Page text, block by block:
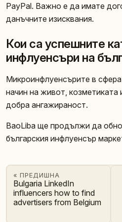
PayPal. Важно е да имате
данъчните изисквания.
Кои са успешните
инфлуенсъри на
Микроинфлуенсърите в
начин на живот, козметиката
добра ангажираност.
BaoLiba ще продължи да
българския инфлуенсър
« ПРЕДИШНА
Bulgaria LinkedIn
influencers how to find
advertisers from Belgium